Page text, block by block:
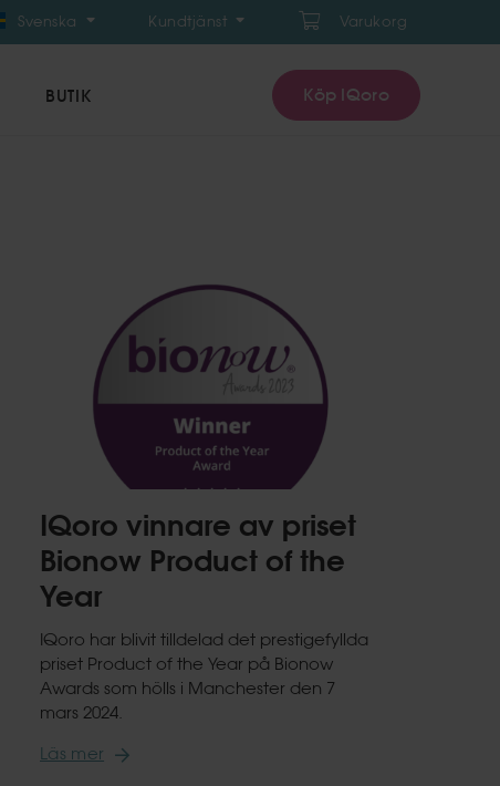
Svenska Kundtjänst Varukorg
Köp IQoro
BUTIK
IQoro vinnare av priset
Bionow Product of the
Year
IQoro har blivit tilldelad det prestigefyllda
priset Product of the Year på Bionow
Awards som hölls i Manchester den 7
mars 2024.
Läs mer